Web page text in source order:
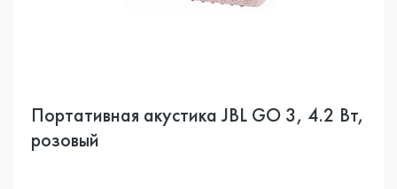
Портативная акустика JBL GO 3, 4.2 Вт,
розовый